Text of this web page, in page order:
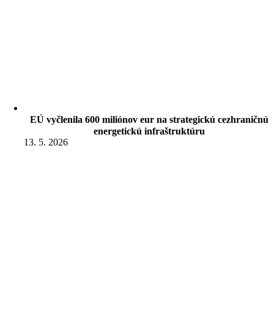
EÚ vyčlenila 600 miliónov eur na strategickú cezhraničnú
energetickú infraštruktúru
13. 5. 2026